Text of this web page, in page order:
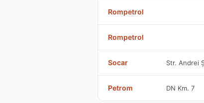
Rompetrol
Rompetrol
Socar Str. Andrei
Petrom DN Km. 7